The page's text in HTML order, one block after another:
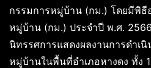
กรรมการหมู่บ้าน (กม.) โดยมีพิ
หมู่บ้าน (กม.) ประจำปี พ.ศ.
นิทรรศการแสดงผลงานการดำเ
หมู่บ้านในพื้นที่อำเภอหางดง ทั้ง